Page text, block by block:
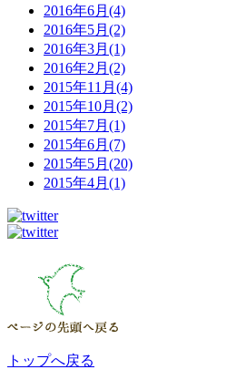
2016年6月(4)
2016年5月(2)
2016年3月(1)
2016年2月(2)
2015年11月(4)
2015年10月(2)
2015年7月(1)
2015年6月(7)
2015年5月(20)
2015年4月(1)
トップへ戻る